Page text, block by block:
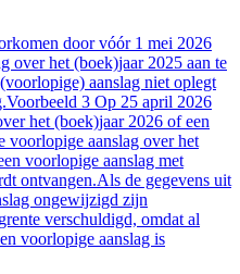
door vóór 1 mei 2026
over het (boek)jaar 2025 aan te
aanslag niet oplegt
3 Op 25 april 2026
het (boek)jaar 2026 of een
voorlopige aanslag over het
voorlopige aanslag met
ontvangen.Als de gegevens uit
ongewijzigd zijn
verschuldigd, omdat al
voorlopige aanslag is